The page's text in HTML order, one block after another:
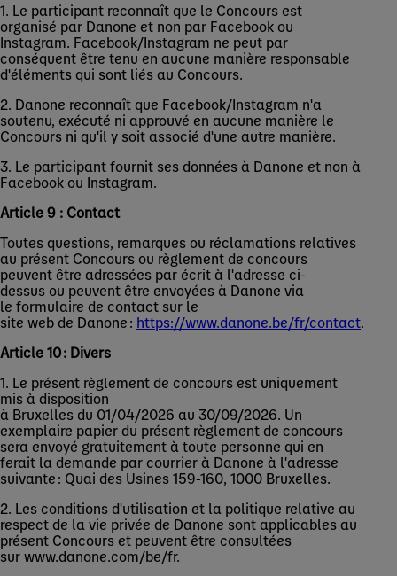
1. Le participant reconnaît que le Concours est
organisé par Danone et non par Facebook ou
Instagram. Facebook/Instagram ne peut par
conséquent être tenu en aucune manière responsable
d'éléments qui sont liés au Concours.
2. Danone reconnaît que Facebook/Instagram n'a
soutenu, exécuté ni approuvé en aucune manière le
Concours ni qu'il y soit associé d'une autre manière.
3. Le participant fournit ses données à Danone et non à
Facebook ou Instagram.
Article 9 : Contact
Toutes questions, remarques ou réclamations relatives
au présent Concours ou règlement de concours
peuvent être adressées par écrit à l'adresse ci-
dessus ou peuvent être envoyées à Danone via
le formulaire de contact sur le
site web de Danone : https://www.danone.be/fr/contact.
Article 10 : Divers
1. Le présent règlement de concours est uniquement
mis à disposition
à Bruxelles du 01/04/2026 au 30/09/2026. Un
exemplaire papier du présent règlement de concours
sera envoyé gratuitement à toute personne qui en
ferait la demande par courrier à Danone à l'adresse
suivante : Quai des Usines 159-160, 1000 Bruxelles.
2. Les conditions d'utilisation et la politique relative au
respect de la vie privée de Danone sont applicables au
présent Concours et peuvent être consultées
sur www.danone.com/be/fr.